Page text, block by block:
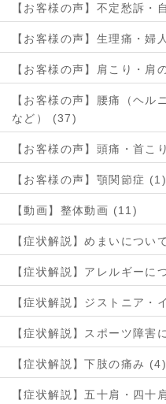
【お客様の声】不定愁訴・
【お客様の声】生理痛・婦
【お客様の声】肩こり・肩
【お客様の声】腰痛（ヘル
など） (37)
【お客様の声】頭痛・首こ
【お客様の声】顎関節症 (1)
【動画】整体動画 (11)
【症状解説】めまいについ
【症状解説】アレルギーに
【症状解説】ジストニア
【症状解説】スポーツ障害
【症状解説】下肢の痛み (4)
【症状解説】五十肩・四